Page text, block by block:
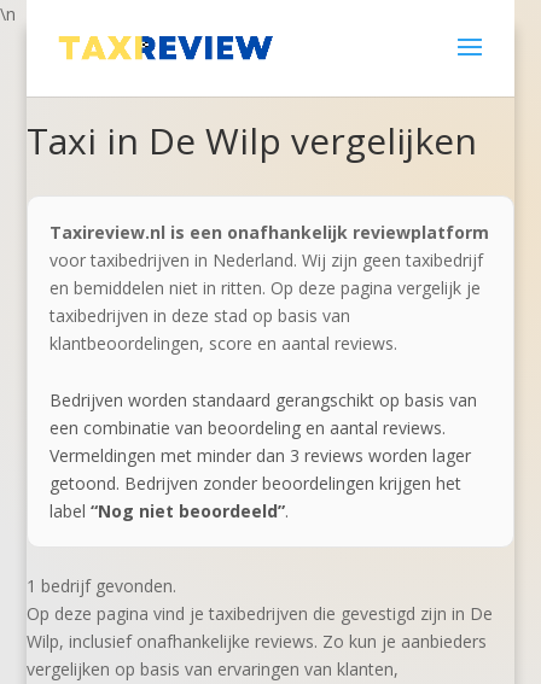
\n
Taxi in De Wilp vergelijken
Taxireview.nl is een onafhankelijk reviewplatform
voor taxibedrijven in Nederland. Wij zijn geen taxibedrijf
en bemiddelen niet in ritten. Op deze pagina vergelijk je
taxibedrijven in deze stad op basis van
klantbeoordelingen, score en aantal reviews.
Bedrijven worden standaard gerangschikt op basis van
een combinatie van beoordeling en aantal reviews.
Vermeldingen met minder dan 3 reviews worden lager
getoond. Bedrijven zonder beoordelingen krijgen het
label“Nog niet beoordeeld”.
1 bedrijf gevonden.
Op deze pagina vind je taxibedrijven die gevestigd zijn in De
Wilp, inclusief onafhankelijke reviews. Zo kun je aanbieders
vergelijken op basis van ervaringen van klanten,